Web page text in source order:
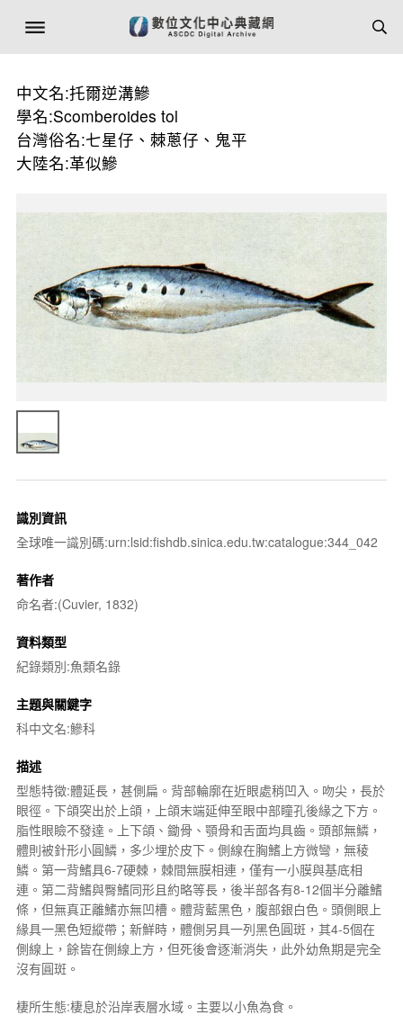
中文名:托爾逆溝鰺
學名:Scomberoides tol
台灣俗名:七星仔、棘蔥仔、鬼平
大陸名:革似鰺
識別資訊
全球唯一識別碼:urn:lsid:fishdb.sinica.edu.tw:catalogue:344_042
著作者
命名者:(Cuvier, 1832)
資料類型
紀錄類別:魚類名錄
主題與關鍵字
科中文名:鰺科
描述
型態特徵:體延長，甚側扁。背部輪廓在近眼處稍凹入。吻尖，長於
眼徑。下頜突出於上頜，上頜末端延伸至眼中部瞳孔後緣之下方。
脂性眼瞼不發達。上下頜、鋤骨、顎骨和舌面均具齒。頭部無鱗，
體則被針形小圓鱗，多少埋於皮下。側線在胸鰭上方微彎，無稜
鱗。第一背鰭具6-7硬棘，棘間無膜相連，僅有一小膜與基底相
連。第二背鰭與臀鰭同形且約略等長，後半部各有8-12個半分離鰭
條，但無真正離鰭亦無凹槽。體背藍黑色，腹部銀白色。頭側眼上
緣具一黑色短縱帶；新鮮時，體側另具一列黑色圓斑，其4-5個在
側線上，餘皆在側線上方，但死後會逐漸消失，此外幼魚期是完全
沒有圓斑。
棲所生態:棲息於沿岸表層水域。主要以小魚為食。